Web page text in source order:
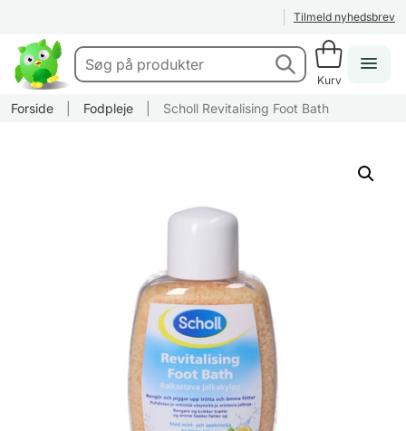
Tilmeld nyhedsbrev
Kurv
Forside Fodpleje Scholl Revitalising Foot Bath